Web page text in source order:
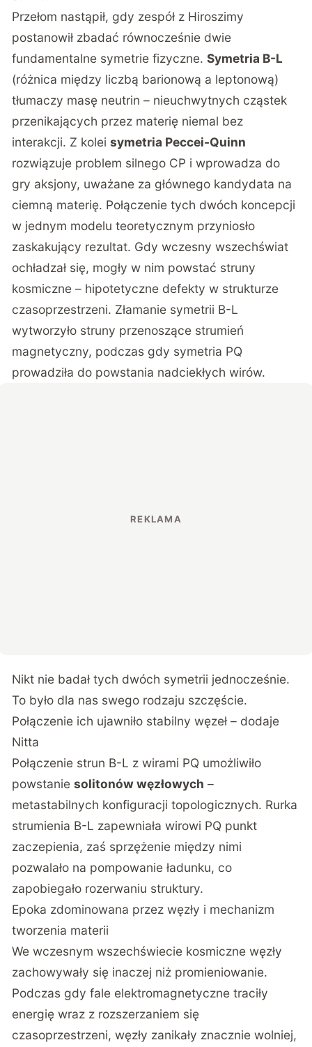
Przełom nastąpił, gdy zespół z Hiroszimy
postanowił zbadać równocześnie dwie
fundamentalne symetrie fizyczne.Symetria B-L
(różnica między liczbą barionową a leptonową)
tłumaczy masę neutrin – nieuchwytnych cząstek
przenikających przez materię niemal bez
interakcji. Z koleisymetria Peccei-Quinn
rozwiązuje problem silnego CP i wprowadza do
gry aksjony, uważane za głównego kandydata na
ciemną materię. Połączenie tych dwóch koncepcji
w jednym modelu teoretycznym przyniosło
zaskakujący rezultat. Gdy wczesny wszechświat
ochładzał się, mogły w nim powstać struny
kosmiczne – hipotetyczne defekty w strukturze
czasoprzestrzeni. Złamanie symetrii B-L
wytworzyło struny przenoszące strumień
magnetyczny, podczas gdy symetria PQ
prowadziła do powstania nadciekłych wirów.
Nikt nie badał tych dwóch symetrii jednocześnie.
To było dla nas swego rodzaju szczęście.
Połączenie ich ujawniło stabilny węzeł – dodaje
Nitta
Połączenie strun B-L z wirami PQ umożliwiło
powstaniesolitonów węzłowych –
metastabilnych konfiguracji topologicznych. Rurka
strumienia B-L zapewniała wirowi PQ punkt
zaczepienia, zaś sprzężenie między nimi
pozwalało na pompowanie ładunku, co
zapobiegało rozerwaniu struktury.
Epoka zdominowana przez węzły i mechanizm
tworzenia materii
We wczesnym wszechświecie kosmiczne węzły
zachowywały się inaczej niż promieniowanie.
Podczas gdy fale elektromagnetyczne traciły
energię wraz z rozszerzaniem się
czasoprzestrzeni, węzły zanikały znacznie wolniej,